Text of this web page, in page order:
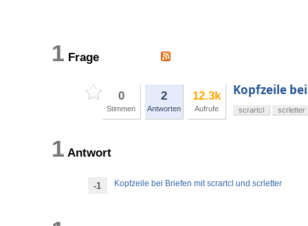
1 Frage
0
Stimmen
2
Antworten
12.3k
Aufrufe
Kopfzeile
scrartcl scrletter
1 Antwort
-1 Kopfzeile bei Briefen mit scrartcl und scrletter